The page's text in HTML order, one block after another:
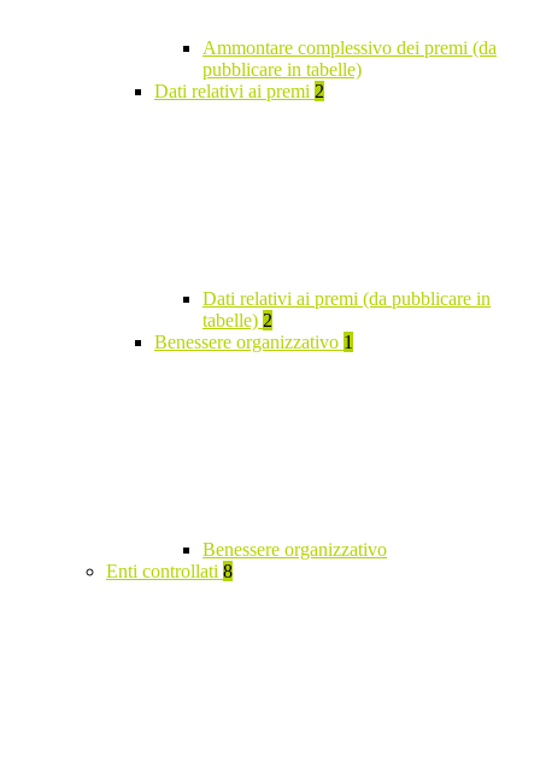
Ammontare complessivo dei premi (da
pubblicare in tabelle)
Dati relativi ai premi 2
Dati relativi ai premi (da pubblicare in
tabelle) 2
Benessere organizzativo 1
Benessere organizzativo
Enti controllati 8